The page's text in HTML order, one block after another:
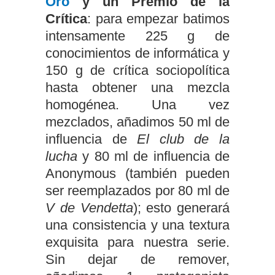
Crítica: para empezar batimos
intensamente 225 g de
conocimientos de informática y
150 g de crítica sociopolítica
hasta obtener una mezcla
homogénea. Una vez
mezclados, añadimos 50 ml de
influencia deEl club de la
lucha y 80 ml de influencia de
Anonymous (también pueden
ser reemplazados por 80 ml de
V de Vendetta); esto generará
una consistencia y una textura
exquisita para nuestra serie.
Sin dejar de remover,